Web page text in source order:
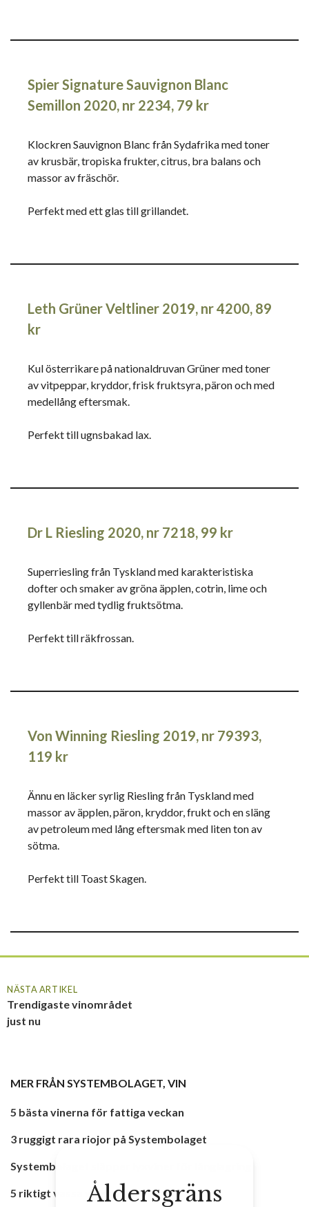
Spier Signature Sauvignon Blanc
Semillon 2020, nr 2234, 79 kr
Klockren Sauvignon Blanc från Sydafrika med toner
av krusbär, tropiska frukter, citrus, bra balans och
massor av fräschör.
Perfekt med ett glas till grillandet.
Leth Grüner Veltliner 2019, nr 4200, 89
kr
Kul österrikare på nationaldruvan Grüner med toner
av vitpeppar, kryddor, frisk fruktsyra, päron och med
medellång eftersmak.
Perfekt till ugnsbakad lax.
Dr L Riesling 2020, nr 7218, 99 kr
Superriesling från Tyskland med karakteristiska
dofter och smaker av gröna äpplen, cotrin, lime och
gyllenbär med tydlig fruktsötma.
Perfekt till räkfrossan.
Von Winning Riesling 2019, nr 79393,
119 kr
Ännu en läcker syrlig Riesling från Tyskland med
massor av äpplen, päron, kryddor, frukt och en släng
av petroleum med lång eftersmak med liten ton av
sötma.
Perfekt till Toast Skagen.
NÄSTA ARTIKEL
Trendigaste vinområdet
just nu
MER FRÅN SYSTEMBOLAGET, VIN
5 bästa vinerna för fattiga veckan
3 ruggigt rara riojor på Systembolaget
Systembolaget släpper lyxviner för långlagring
5 riktigt vassa viner på Systembolaget
Åldersgräns